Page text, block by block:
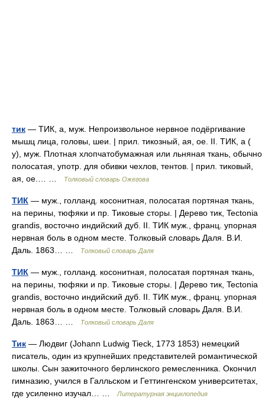
тик — ТИК, а, муж. Непроизвольное нервное подёргивание
мышц лица, головы, шеи. | прил. тикозный, ая, ое. II. ТИК, а (
у), муж. Плотная хлопчатобумажная или льняная ткань, обычно
полосатая, употр. для обивки чехлов, тентов. | прил. тиковый,
ая, ое.… …
Толковый словарь Ожегова
ТИК — муж., голланд. косонитная, полосатая портяная ткань,
на перины, тюфяки и пр. Тиковые сторы. | Дерево тик, Tectonia
grandis, восточно индийский дуб. II. ТИК муж., франц. упорная
нервная боль в одном месте. Толковый словарь Даля. В.И.
Даль. 1863… …
Толковый словарь Даля
ТИК — муж., голланд. косонитная, полосатая портяная ткань,
на перины, тюфяки и пр. Тиковые сторы. | Дерево тик, Tectonia
grandis, восточно индийский дуб. II. ТИК муж., франц. упорная
нервная боль в одном месте. Толковый словарь Даля. В.И.
Даль. 1863… …
Толковый словарь Даля
Тик — Людвиг (Johann Ludwig Tieck, 1773 1853) немецкий
писатель, один из крупнейших представителей романтической
школы. Сын зажиточного берлинского ремесленника. Окончил
гимназию, учился в Галльском и Геттингенском университетах,
где усиленно изучал… …
Литературная энциклопедия